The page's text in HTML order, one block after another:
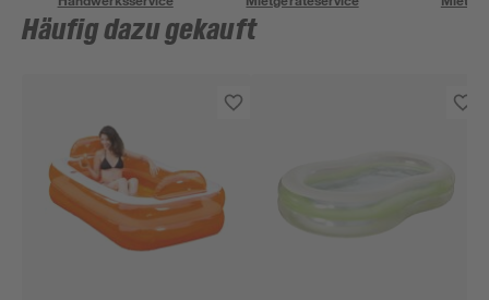
Häufig dazu gekauft